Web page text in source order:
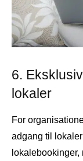
6.
lokaler
For
adgang til